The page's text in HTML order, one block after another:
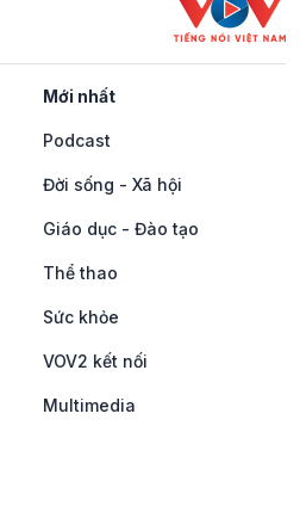
Mới nhất
Podcast
Đời sống - Xã hội
Giáo dục - Đào tạo
Thể thao
Sức khỏe
VOV2 kết nối
Multimedia